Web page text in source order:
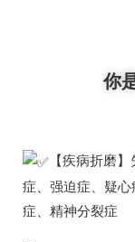
你
【疾病折磨
症、强迫症、疑
症、精神分裂症